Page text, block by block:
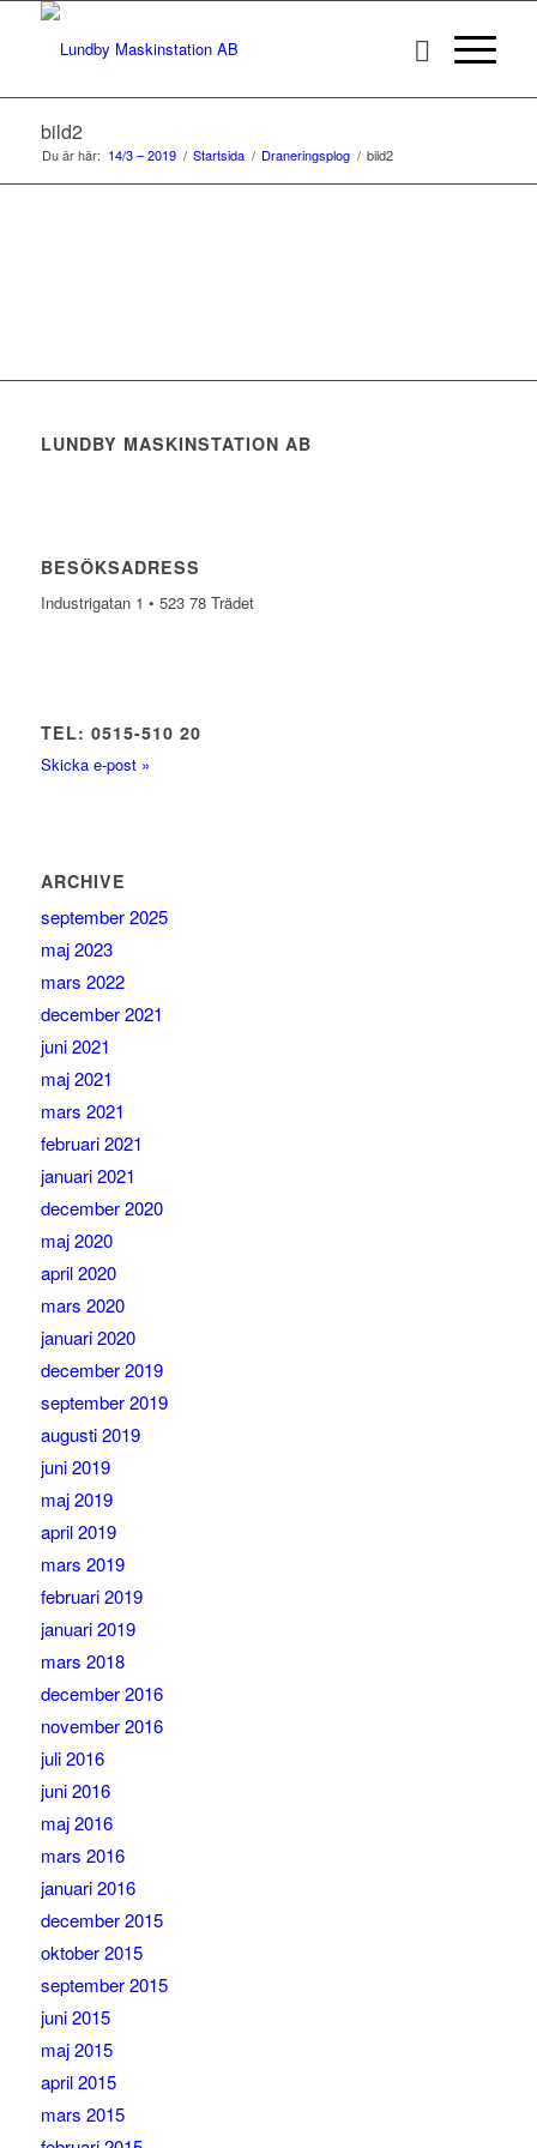
bild2
Du är här: 14/3 – 2019 / Startsida / Draneringsplog / bild2
LUNDBY MASKINSTATION AB
BESÖKSADRESS
Industrigatan 1 • 523 78 Trädet
TEL: 0515-510 20
Skicka e-post »
ARCHIVE
september 2025
maj 2023
mars 2022
december 2021
juni 2021
maj 2021
mars 2021
februari 2021
januari 2021
december 2020
maj 2020
april 2020
mars 2020
januari 2020
december 2019
september 2019
augusti 2019
juni 2019
maj 2019
april 2019
mars 2019
februari 2019
januari 2019
mars 2018
december 2016
november 2016
juli 2016
juni 2016
maj 2016
mars 2016
januari 2016
december 2015
oktober 2015
september 2015
juni 2015
maj 2015
april 2015
mars 2015